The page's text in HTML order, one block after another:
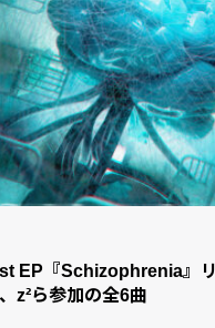
EP『Schizophrenia』
z²ら参加の全6曲